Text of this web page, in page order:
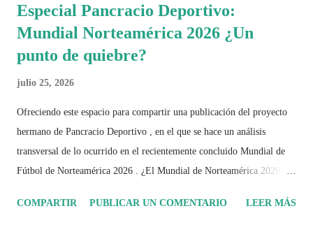
Especial Pancracio Deportivo:
Mundial Norteamérica 2026 ¿Un
punto de quiebre?
julio 25, 2026
Ofreciendo este espacio para compartir una publicación del proyecto
hermano de Pancracio Deportivo , en el que se hace un análisis
transversal de lo ocurrido en el recientemente concluido Mundial de
Fútbol de Norteamérica 2026 . ¿El Mundial de Norteamérica 2026 ha
el recorrido de cada selección con infografías inspiradas en la
COMPARTIR PUBLICAR UN COMENTARIO LEER MÁS